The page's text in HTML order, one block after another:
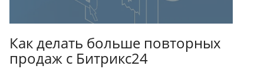
Как делать больше повторных
продаж с Битрикс24